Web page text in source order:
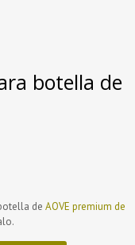
botella de
de AOVE premium de